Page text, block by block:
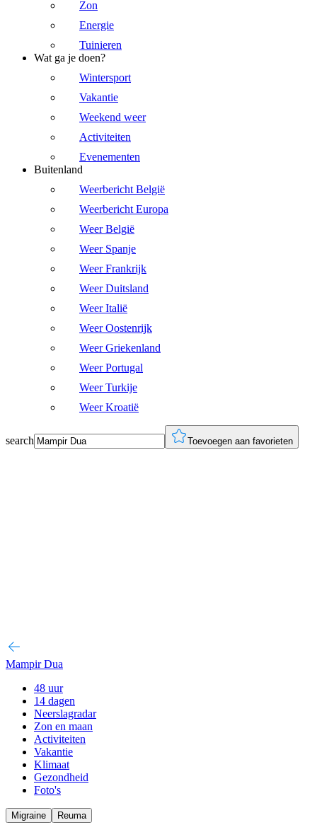
Zon
Energie
Tuinieren
Wat ga je doen?
Wintersport
Vakantie
Weekend weer
Activiteiten
Evenementen
Buitenland
Weerbericht België
Weerbericht Europa
Weer België
Weer Spanje
Weer Frankrijk
Weer Duitsland
Weer Italië
Weer Oostenrijk
Weer Griekenland
Weer Portugal
Weer Turkije
Weer Kroatië
search Toevoegen aan favorieten
Mampir Dua
48 uur
14 dagen
Neerslagradar
Zon en maan
Activiteiten
Vakantie
Klimaat
Gezondheid
Foto's
Migraine Reuma